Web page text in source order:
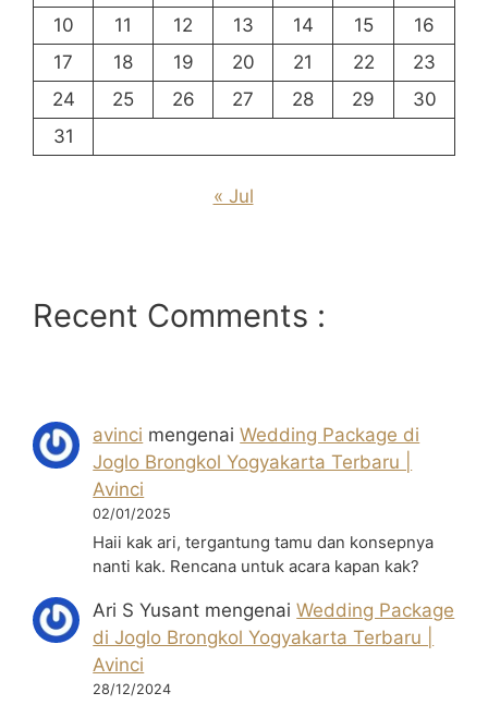
10
11 12 13 14 15
16
17
18 19 20 21 22
23
24
25 26 27 28 29
30
31
« Jul
Recent Comments :
avinci mengenaiWedding Package di
Joglo Brongkol Yogyakarta Terbaru |
Avinci
02/01/2025
Haii kak ari, tergantung tamu dan konsepnya
nanti kak. Rencana untuk acara kapan kak?
Ari S Yusant mengenaiWedding Package
di Joglo Brongkol Yogyakarta Terbaru |
Avinci
28/12/2024